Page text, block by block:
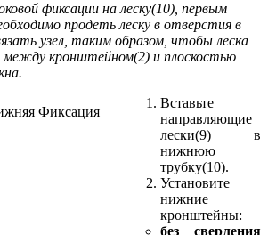
фиксации на леску(10), первым
продеть леску в отверстия в
узел, таким образом, чтобы леска
между кронштейном(2) и плоскостью
Вставьте
направляющие
лески(9) в
нижнюю
трубку(10).
Установите
нижние
кронштейны:
без сверления